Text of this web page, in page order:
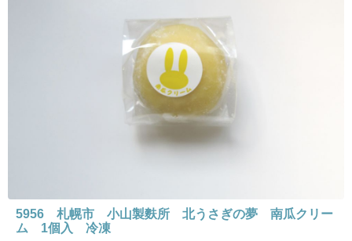
5956 札幌市 小山製麩所 北うさぎの夢 南瓜クリー
ム 1個入 冷凍